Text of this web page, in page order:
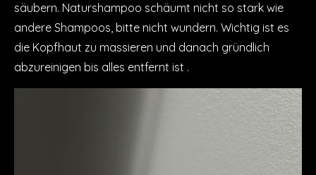
säubern. Naturshampoo schäumt nicht so stark wie
andere Shampoos, bitte nicht wundern. Wichtig ist es
die Kopfhaut zu massieren und danach gründlich
abzureinigen bis alles entfernt ist .